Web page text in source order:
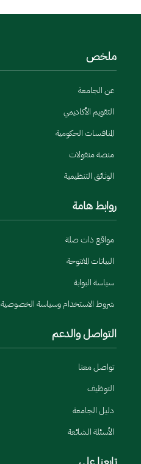
ملخص
عن الجامعة
التقويم الأكاديمي
المنافسات الحكومية
منصة منقولات
الوثائق التنظيمية
روابط هامة
مواقع ذات صلة
البيانات المفتوحة
سياسة البوابة
شروط الاستخدام وسياسة الخصوصية
التواصل والدعم
تواصل معنا
التوظيف
دليل الجامعة
الأسئلة الشائعة